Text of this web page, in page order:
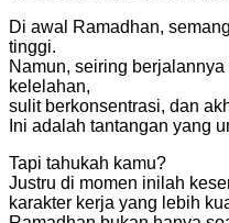
Di awal Ramadhan,
tinggi.
Namun, seiring
kelelahan,
sulit berkonsentrasi, dan
Ini adalah tantangan yang
Tapi tahukah kamu?
Justru di momen inilah
karakter kerja yang lebih